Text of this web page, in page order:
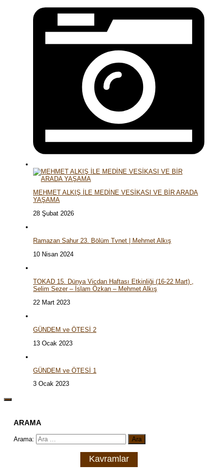
MEHMET ALKIŞ İLE MEDİNE VESİKASI VE BİR ARADA
YAŞAMA
28 Şubat 2026
Ramazan Sahur 23. Bölüm Tvnet | Mehmet Alkış
10 Nisan 2024
TOKAD 15. Dünya Vicdan Haftası Etkinliği (16-22 Mart) ,
Selim Sezer – İslam Özkan – Mehmet Alkış
22 Mart 2023
GÜNDEM ve ÖTESİ 2
13 Ocak 2023
GÜNDEM ve ÖTESİ 1
3 Ocak 2023
ARAMA
Arama:
Kavramlar